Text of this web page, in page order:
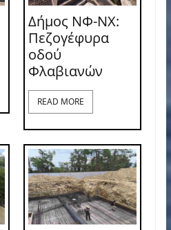
Δήμος ΝΦ-ΝΧ:
Πεζογέφυρα
οδού
Φλαβιανών
READ MORE